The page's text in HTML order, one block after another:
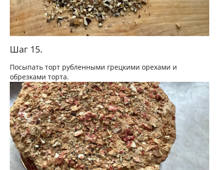
Шаг 15.
Посыпать торт рубленными грецкими орехами и
обрезками торта.